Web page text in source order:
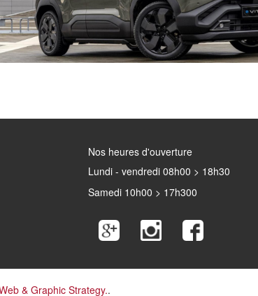
Nos heures d'ouverture
Lundi - vendredi 08h00 > 18h30
Samedi 10h00 > 17h300
& Graphic Strategy..